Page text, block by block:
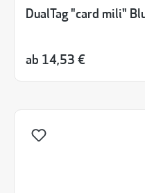
DualTag "card mili"
ab 14,53 €